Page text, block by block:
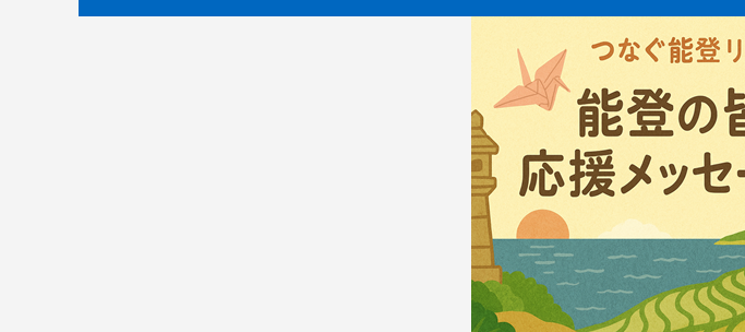
今日の白米千枚田
2022.04.10